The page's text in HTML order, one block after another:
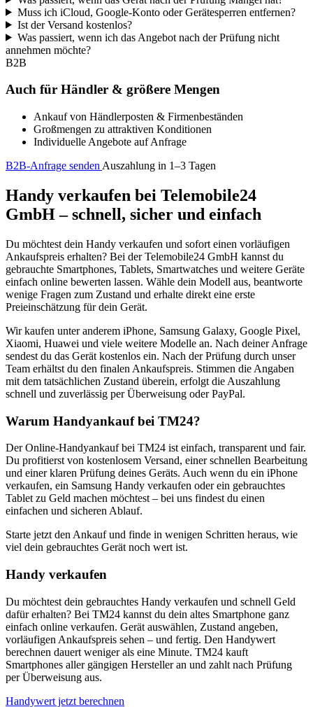
Muss ich iCloud, Google-Konto oder Gerätesperren entfernen?
Ist der Versand kostenlos?
Was passiert, wenn ich das Angebot nach der Prüfung nicht
annehmen möchte?
B2B
Auch für Händler & größere Mengen
Ankauf von Händlerposten & Firmenbeständen
Großmengen zu attraktiven Konditionen
Individuelle Angebote auf Anfrage
B2B-Anfrage senden Auszahlung in 1–3 Tagen
Handy verkaufen bei Telemobile24
GmbH – schnell, sicher und einfach
Du möchtest dein Handy verkaufen und sofort einen vorläufigen
Ankaufspreis erhalten? Bei der Telemobile24 GmbH kannst du
gebrauchte Smartphones, Tablets, Smartwatches und weitere Geräte
einfach online bewerten lassen. Wähle dein Modell aus, beantworte
wenige Fragen zum Zustand und erhalte direkt eine erste
Preieinschätzung für dein Gerät.
Wir kaufen unter anderem iPhone, Samsung Galaxy, Google Pixel,
Xiaomi, Huawei und viele weitere Modelle an. Nach deiner Anfrage
sendest du das Gerät kostenlos ein. Nach der Prüfung durch unser
Team erhältst du den finalen Ankaufspreis. Stimmen die Angaben
mit dem tatsächlichen Zustand überein, erfolgt die Auszahlung
schnell und zuverlässig per Überweisung oder PayPal.
Warum Handyankauf bei TM24?
Der Online-Handyankauf bei TM24 ist einfach, transparent und fair.
Du profitierst von kostenlosem Versand, einer schnellen Bearbeitung
und einer klaren Prüfung deines Geräts. Auch wenn du ein iPhone
verkaufen, ein Samsung Handy verkaufen oder ein gebrauchtes
Tablet zu Geld machen möchtest – bei uns findest du einen
einfachen und sicheren Ablauf.
Starte jetzt den Ankauf und finde in wenigen Schritten heraus, wie
viel dein gebrauchtes Gerät noch wert ist.
Handy verkaufen
Du möchtest dein gebrauchtes Handy verkaufen und schnell Geld
dafür erhalten? Bei TM24 kannst du dein altes Smartphone ganz
einfach online verkaufen. Gerät auswählen, Zustand angeben,
vorläufigen Ankaufspreis sehen – und fertig. Den Handywert
berechnen dauert weniger als eine Minute. TM24 kauft
Smartphones aller gängigen Hersteller an und zahlt nach Prüfung
per Überweisung aus.
Handywert jetzt berechnen